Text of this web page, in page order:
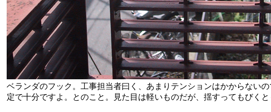
ベランダのフック。工事担当者曰く、あまりテンションはかからない
定で十分ですよ。とのこと。見た目は軽いものだが、揺すってもびく